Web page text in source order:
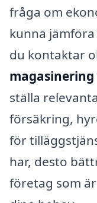
fråga om
kunna
du kontaktar
ställa
försäkring,
för
har, desto
företag som